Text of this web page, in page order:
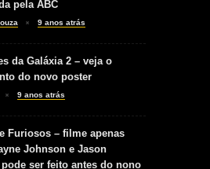
pela ABC
9 anos atrás
da Galáxia 2 – veja o
do novo poster
9 anos atrás
Furiosos – filme apenas
Johnson e Jason
ser feito antes do nono